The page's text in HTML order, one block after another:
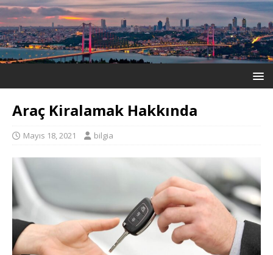
Araç Kiralamak Hakkında
Mayıs 18, 2021 bilgia